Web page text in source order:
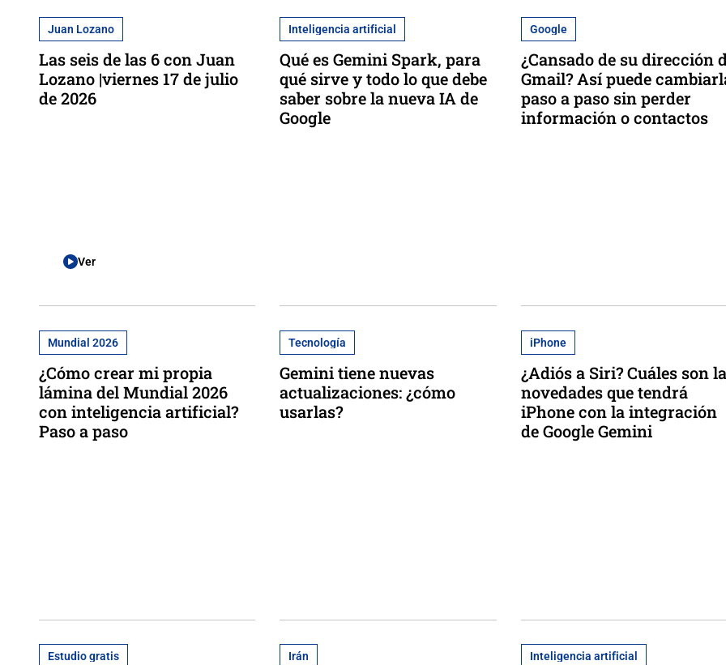
Juan Lozano
Las seis de las 6 con Juan
Lozano |viernes 17 de julio
de 2026
Ver
Inteligencia artificial
Qué es Gemini Spark, para
qué sirve y todo lo que debe
saber sobre la nueva IA de
Google
Google
¿Cansado de su dirección
Gmail? Así puede
paso a paso sin perder
información o contactos
Mundial 2026
¿Cómo crear mi propia
lámina del Mundial 2026
con inteligencia artificial?
Paso a paso
Tecnología
Gemini tiene nuevas
actualizaciones: ¿cómo
usarlas?
iPhone
¿Adiós a Siri? Cuáles son
novedades que tendrá
iPhone con la integración
de Google Gemini
Estudio gratis Irán Inteligencia artificial